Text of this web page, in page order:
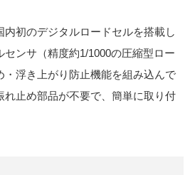
内初のデジタルロードセルを搭載し
ンサ（精度約1/1000の圧縮型ロー
・浮き上がり防止機能を組み込んで
れ止め部品が不要で、簡単に取り付